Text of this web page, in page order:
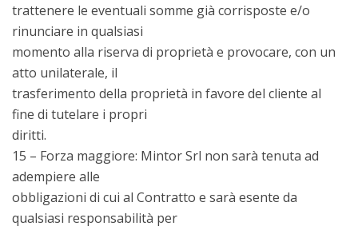
trattenere le eventuali somme già corrisposte e/o
rinunciare in qualsiasi
momento alla riserva di proprietà e provocare, con un
atto unilaterale, il
trasferimento della proprietà in favore del cliente al
fine di tutelare i propri
diritti.
15 – Forza maggiore: Mintor Srl non sarà tenuta ad
adempiere alle
obbligazioni di cui al Contratto e sarà esente da
qualsiasi responsabilità per